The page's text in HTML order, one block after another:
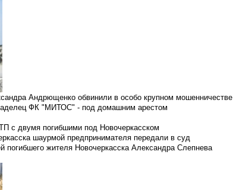
Андрющенко обвинили в особо крупном мошенничестве
ФК "МИТОС" - под домашним арестом
с двумя погибшими под Новочеркасском
шаурмой предпринимателя передали в суд
погибшего жителя Новочеркасска Александра Слепнева